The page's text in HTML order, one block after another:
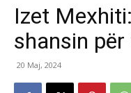
Izet
shansin
20 Maj, 2024